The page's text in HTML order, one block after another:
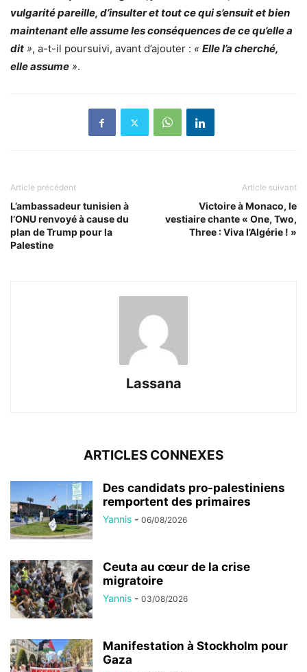
vulgarité pareille, d’insulter et tout ce qui s’ensuit et bien
maintenant elle assume les conséquences de ce qu’elle a
dit », a-t-il poursuivi, avant d’ajouter : « Elle l’a cherché,
elle assume ».
Article précédent
L’ambassadeur tunisien à
l’ONU renvoyé à cause du
plan de Trump pour la
Palestine
Article suivant
Victoire à Monaco, le
vestiaire chante « One, Two,
Three : Viva l’Algérie ! »
Lassana
ARTICLES CONNEXES
Des candidats pro-palestiniens
remportent des primaires
Yannis - 06/08/2026
Ceuta au cœur de la crise
migratoire
Yannis - 03/08/2026
Manifestation à Stockholm pour
Gaza